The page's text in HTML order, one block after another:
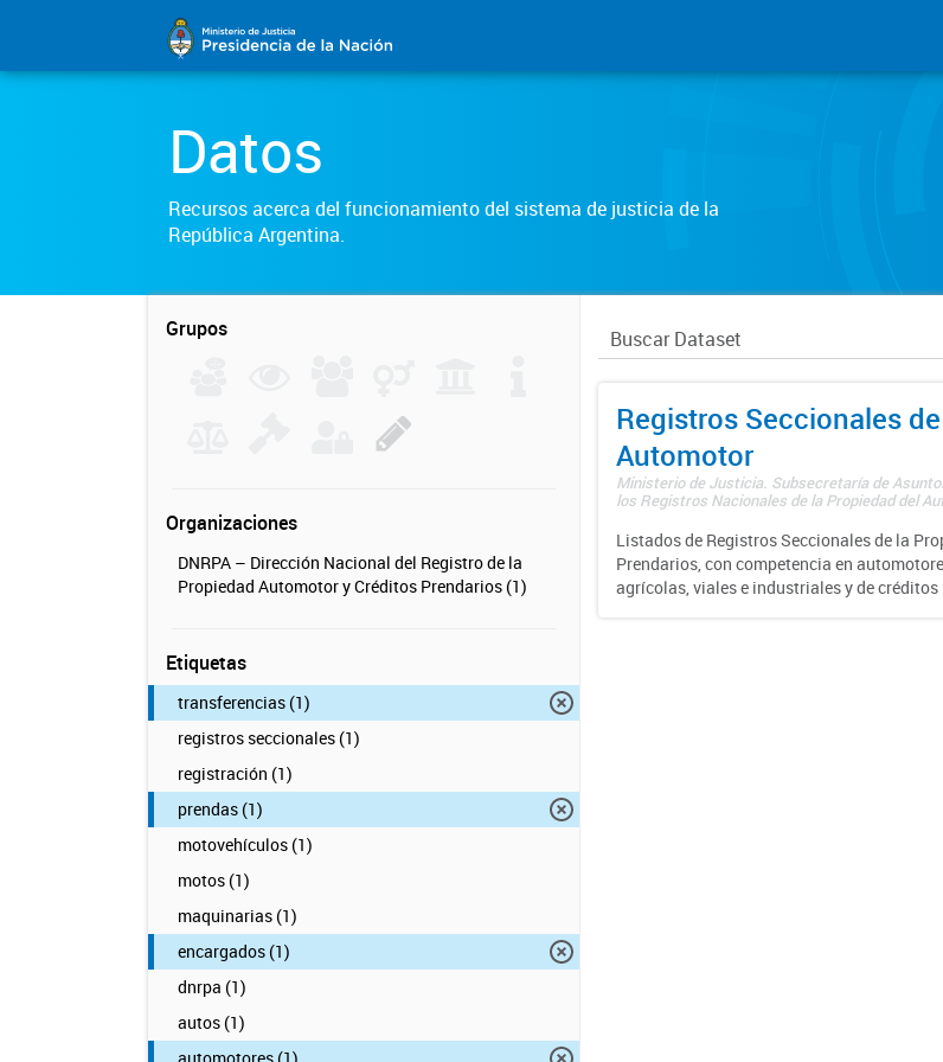
Datos
Recursos acerca del funcionamiento del sistema de justicia de la
República Argentina.
Grupos
Organizaciones
DNRPA – Dirección Nacional del Registro de la
Propiedad Automotor y Créditos Prendarios (1)
Etiquetas
transferencias (1)
registros seccionales (1)
registración (1)
prendas (1)
motovehículos (1)
motos (1)
maquinarias (1)
encargados (1)
dnrpa (1)
autos (1)
Registros Seccionales
Automotor
Ministerio de Justicia. Subsecretaría de
los Registros Nacionales de la Propiedad del
Listados de Registros Seccionales de la
Prendarios, con competencia en
agrícolas, viales e industriales y de créditos